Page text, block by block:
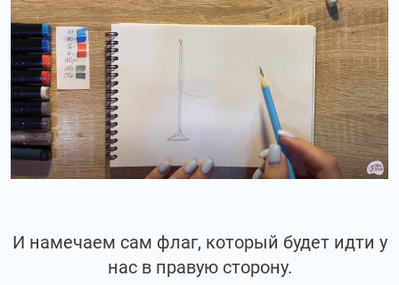
И намечаем сам флаг, который будет идти у
нас в правую сторону.